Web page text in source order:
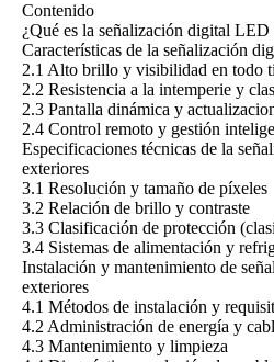
Contenido
¿Qué es la señalización digital LED
Características de la señalización
2.1 Alto brillo y visibilidad en todo
2.2 Resistencia a la intemperie y
2.3 Pantalla dinámica y
2.4 Control remoto y gestión
Especificaciones técnicas de la
exteriores
3.1 Resolución y tamaño de píxeles
3.2 Relación de brillo y contraste
3.3 Clasificación de protección
3.4 Sistemas de alimentación y
Instalación y mantenimiento de
exteriores
4.1 Métodos de instalación y
4.2 Administración de energía y
4.3 Mantenimiento y limpieza